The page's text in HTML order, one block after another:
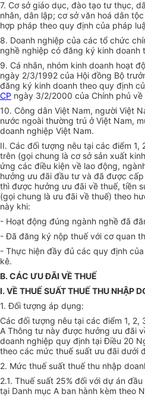
7. Cơ sở giáo dục, đào tạo tư thục,
nhân, dân lập; cơ sở văn hoá dân
hợp pháp theo quy định của pháp
8. Doanh nghiệp của các tổ chức
nghề nghiệp có đăng ký kinh doanh
9. Cá nhân, nhóm kinh doanh hoạt
ngày 2/3/1992 của Hội đồng Bộ
đăng ký kinh doanh theo quy định
CP ngày 3/2/2000 của Chính phủ
10. Công dân Việt Nam, người Việt
nước ngoài thường trú ở Việt Nam,
doanh nghiệp Việt Nam.
II. Các đối tượng nêu tại các điểm 1,
trên (gọi chung là cơ sở sản xuất
ứng các điều kiện về lao động,
hưởng ưu đãi đầu tư và đã được
thì được hưởng ưu đãi về thuế, tiền
(gọi chung là ưu đãi về thuế) theo
này khi:
- Hoạt động đúng ngành nghề đã
- Đã đăng ký nộp thuế với cơ quan
- Thực hiện đầy đủ các quy định
kê.
B. CÁC ƯU ĐÃI VỀ THUẾ
I. VỀ THUẾ SUẤT THUẾ THU NHẬP
1. Đối tượng áp dụng:
Các đối tượng nêu tại các điểm 1, 2,
A Thông tư này được hưởng ưu đãi
doanh nghiệp quy định tại Điều 20
theo các mức thuế suất ưu đãi dưới
2. Mức thuế suất thuế thu nhập
2.1. Thuế suất 25% đối với dự án
tại Danh mục A ban hành kèm theo